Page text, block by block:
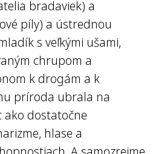
bradaviek) a
píly) a ústrednou
s veľkými ušami,
chrupom a
k drogám a k
príroda ubrala na
ako dostatočne
hlase a